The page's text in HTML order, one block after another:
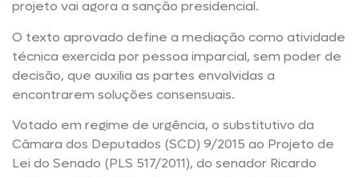
projeto vai agora a sanção presidencial.
O texto aprovado define a mediação como atividade
técnica exercida por pessoa imparcial, sem poder de
decisão, que auxilia as partes envolvidas a
encontrarem soluções consensuais.
Votado em regime de urgência, o substitutivo da
Câmara dos Deputados (SCD) 9/2015 ao Projeto de
Lei do Senado (PLS 517/2011), do senador Ricardo